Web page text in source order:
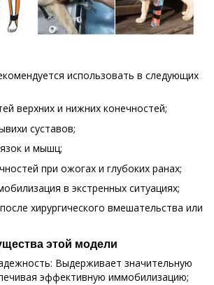
использовать в следующих
верхних и нижних конечностей;
суставов;
и мышц;
при ожогах и глубоких ранах;
в экстренных ситуациях;
хирургического вмешательства или
этой модели
Выдерживает значительную
эффективную иммобилизацию;